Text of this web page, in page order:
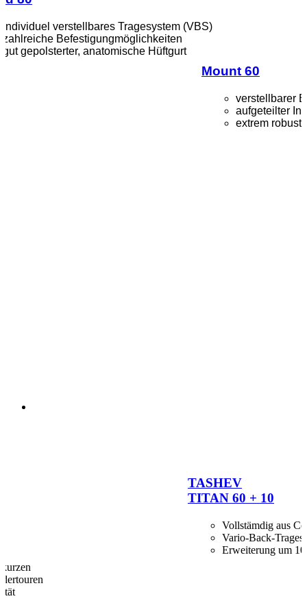
individuel verstellbares Tragesystem (VBS)
zahlreiche Befestigungmöglichkeiten
gut gepolsterter, anatomische Hüftgurt
Mount 60
verstellbarer
aufgeteilter
extrem robust
TASHEV
TITAN 60 + 10
Vollstämdig aus
Vario-Back-
Erweiterung um